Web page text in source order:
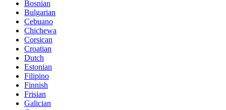
Bosnian
Bulgarian
Cebuano
Chichewa
Corsican
Croatian
Dutch
Estonian
Filipino
Finnish
Frisian
Galician